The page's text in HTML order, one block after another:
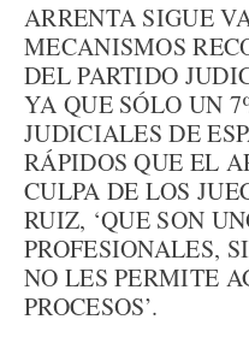
ARRENTA SIGUE
MECANISMOS
DEL PARTIDO
YA QUE SÓLO UN
JUDICIALES DE
RÁPIDOS QUE EL
CULPA DE LOS
RUIZ, ‘QUE SON
PROFESIONALES,
NO LES PERMITE
PROCESOS’.